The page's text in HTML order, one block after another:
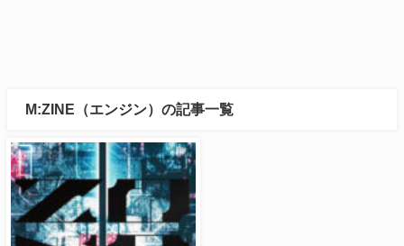
M:ZINE（エンジン）の記事一覧